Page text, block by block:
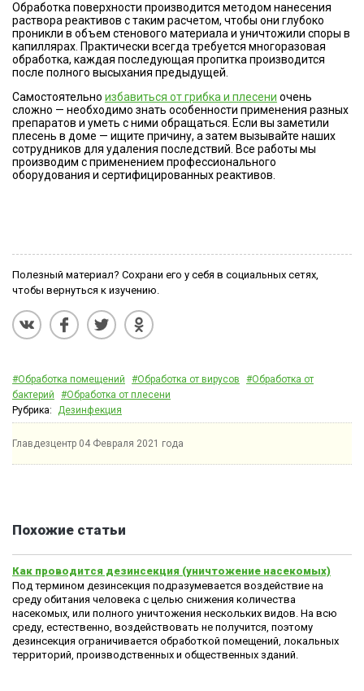
Обработка поверхности производится методом нанесения
раствора реактивов с таким расчетом, чтобы они глубоко
проникли в объем стенового материала и уничтожили споры в
капиллярах. Практически всегда требуется многоразовая
обработка, каждая последующая пропитка производится
после полного высыхания предыдущей.
Самостоятельно избавиться от грибка и плесени очень
сложно — необходимо знать особенности применения разных
препаратов и уметь с ними обращаться. Если вы заметили
плесень в доме — ищите причину, а затем вызывайте наших
сотрудников для удаления последствий. Все работы мы
производим с применением профессионального
оборудования и сертифицированных реактивов.
Полезный материал? Сохрани его у себя в социальных сетях,
чтобы вернуться к изучению.
#Обработка помещений #Обработка от вирусов
#Обработка от
бактерий
#Обработка от плесени
Рубрика: Дезинфекция
Главдезцентр 04 Февраля 2021 года
Похожие статьи
Как проводится дезинсекция (уничтожение насекомых)
Под термином дезинсекция подразумевается воздействие на
среду обитания человека с целью снижения количества
насекомых, или полного уничтожения нескольких видов. На всю
среду, естественно, воздействовать не получится, поэтому
дезинсекция ограничивается обработкой помещений, локальных
территорий, производственных и общественных зданий.